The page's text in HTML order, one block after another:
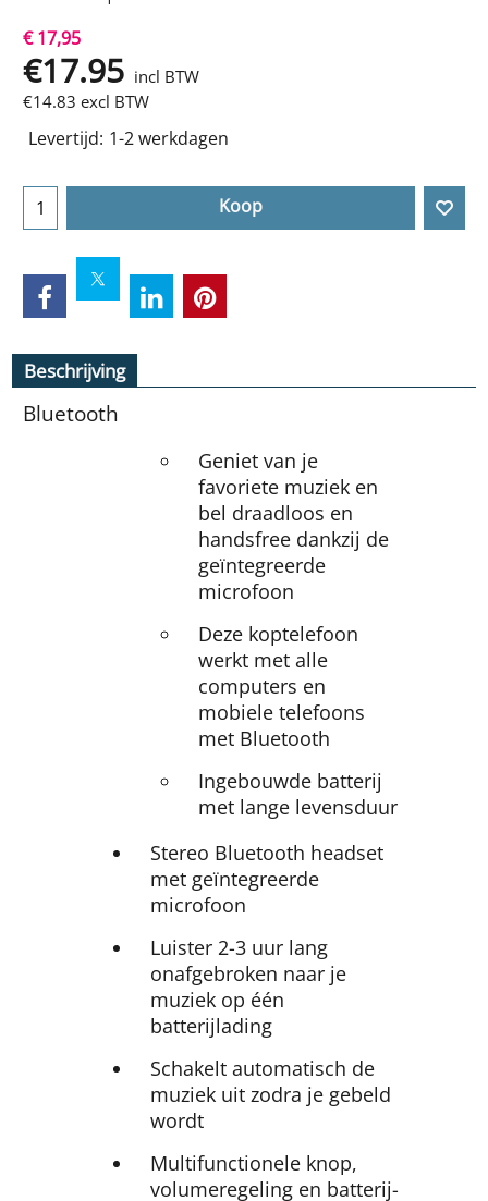
€ 17,95
€17.95 incl BTW
€14.83 excl BTW
Levertijd: 1-2 werkdagen
Koop
Beschrijving
Bluetooth
Geniet van je
favoriete muziek en
bel draadloos en
handsfree dankzij de
geïntegreerde
microfoon
Deze koptelefoon
werkt met alle
computers en
mobiele telefoons
met Bluetooth
Ingebouwde batterij
met lange levensduur
Stereo Bluetooth headset
met geïntegreerde
microfoon
Luister 2-3 uur lang
onafgebroken naar je
muziek op één
batterijlading
Schakelt automatisch de
muziek uit zodra je gebeld
wordt
Multifunctionele knop,
volumeregeling en batterij-